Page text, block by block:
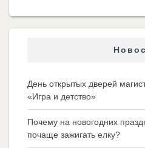
День открытых дверей
«Игра и детство»
Почему на новогодних
почаще зажигать елку?